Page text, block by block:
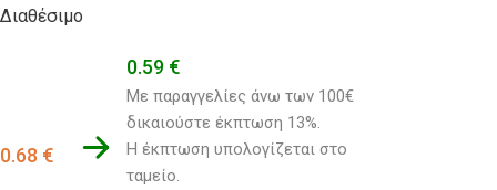
Διαθέσιμο
0.68 €
0.59 €
Με παραγγελίες άνω των 100€
δικαιούστε έκπτωση 13%.
Η έκπτωση υπολογίζεται στο
ταμείο.